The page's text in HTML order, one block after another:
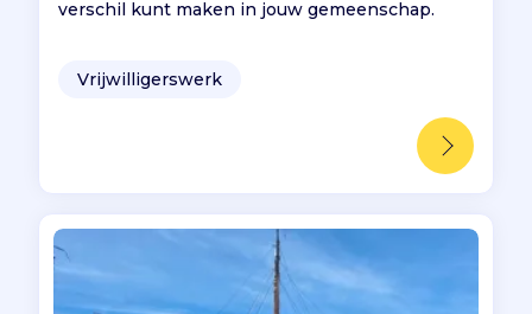
verschil kunt maken in jouw gemeenschap.
Vrijwilligerswerk